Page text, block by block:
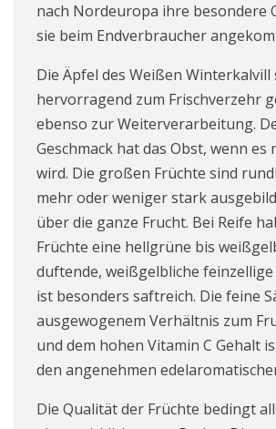
nach Nordeuropa ihre besondere
sie beim Endverbraucher
Die Äpfel des Weißen Winterkalvill
hervorragend zum Frischverzehr
ebenso zur Weiterverarbeitung.
Geschmack hat das Obst, wenn
wird. Die großen Früchte sind
mehr oder weniger stark
über die ganze Frucht. Bei Reife
Früchte eine hellgrüne bis
duftende, weißgelbliche
ist besonders saftreich. Die feine
ausgewogenem Verhältnis zum
und dem hohen Vitamin C Gehalt
den angenehmen
Die Qualität der Früchte bedingt